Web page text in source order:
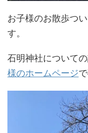
お子様のお散歩つ
す。
石明神社について
様のホームページ